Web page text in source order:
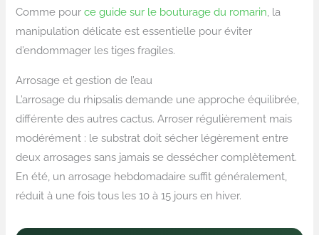
Comme pource guide sur le bouturage du romarin, la
manipulation délicate est essentielle pour éviter
d’endommager les tiges fragiles.
Arrosage et gestion de l’eau
L’arrosage du rhipsalis demande une approche équilibrée,
différente des autres cactus. Arroser régulièrement mais
modérément : le substrat doit sécher légèrement entre
deux arrosages sans jamais se dessécher complètement.
En été, un arrosage hebdomadaire suffit généralement,
réduit à une fois tous les 10 à 15 jours en hiver.